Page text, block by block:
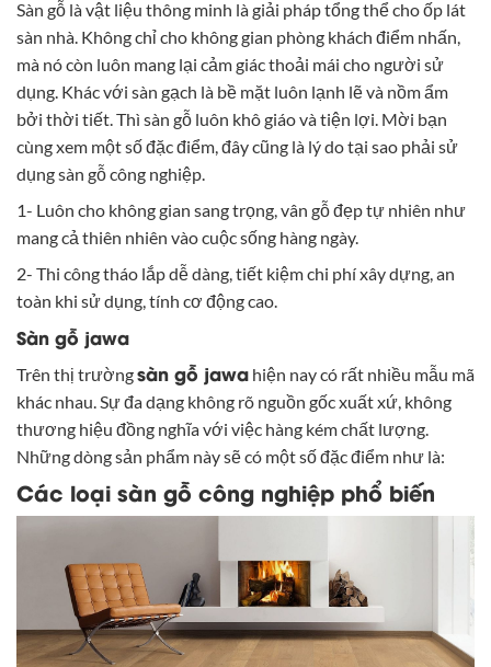
Sàn gỗ là vật liệu thông minh là giải pháp tổng thể cho ốp lát
sàn nhà. Không chỉ cho không gian phòng khách điểm nhấn,
mà nó còn luôn mang lại cảm giác thoải mái cho người sử
dụng. Khác với sàn gạch là bề mặt luôn lạnh lẽ và nồm ẩm
bởi thời tiết. Thì sàn gỗ luôn khô giáo và tiện lợi. Mời bạn
cùng xem một số đặc điểm, đây cũng là lý do tại sao phải sử
dụng sàn gỗ công nghiệp.
1- Luôn cho không gian sang trọng, vân gỗ đẹp tự nhiên như
mang cả thiên nhiên vào cuộc sống hàng ngày.
2- Thi công tháo lắp dễ dàng, tiết kiệm chi phí xây dựng, an
toàn khi sử dụng, tính cơ động cao.
Sàn gỗ jawa
Trên thị trườngsàn gỗ jawa hiện nay có rất nhiều mẫu mã
khác nhau. Sự đa dạng không rõ nguồn gốc xuất xứ, không
thương hiệu đồng nghĩa với việc hàng kém chất lượng.
Những dòng sản phẩm này sẽ có một số đặc điểm như là:
Các loại sàn gỗ công nghiệp phổ biến